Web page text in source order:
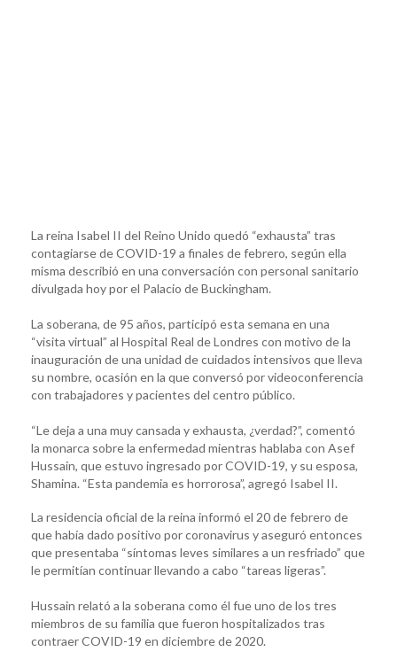
La reina Isabel II del Reino Unido quedó “exhausta” tras
contagiarse de COVID-19 a finales de febrero, según ella
misma describió en una conversación con personal sanitario
divulgada hoy por el Palacio de Buckingham.
La soberana, de 95 años, participó esta semana en una
“visita virtual” al Hospital Real de Londres con motivo de la
inauguración de una unidad de cuidados intensivos que lleva
su nombre, ocasión en la que conversó por videoconferencia
con trabajadores y pacientes del centro público.
“Le deja a una muy cansada y exhausta, ¿verdad?”, comentó
la monarca sobre la enfermedad mientras hablaba con Asef
Hussain, que estuvo ingresado por COVID-19, y su esposa,
Shamina. “Esta pandemia es horrorosa”, agregó Isabel II.
La residencia oficial de la reina informó el 20 de febrero de
que había dado positivo por coronavirus y aseguró entonces
que presentaba “síntomas leves similares a un resfriado” que
le permitían continuar llevando a cabo “tareas ligeras”.
Hussain relató a la soberana como él fue uno de los tres
miembros de su familia que fueron hospitalizados tras
contraer COVID-19 en diciembre de 2020.